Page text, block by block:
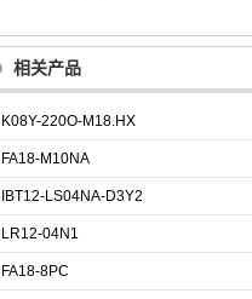
相关产品
K08Y-220O-M18.HX
FA18-M10NA
IBT12-LS04NA-D3Y2
LR12-04N1
FA18-8PC